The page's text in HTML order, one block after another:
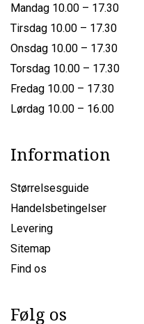
Mandag 10.00 – 17.30
Tirsdag 10.00 – 17.30
Onsdag 10.00 – 17.30
Torsdag 10.00 – 17.30
Fredag 10.00 – 17.30
Lørdag 10.00 – 16.00
Information
Størrelsesguide
Handelsbetingelser
Levering
Sitemap
Find os
Følg os